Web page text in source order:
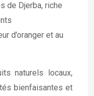
de Djerba, riche
d’oranger et au
naturels locaux,
bienfaisantes et